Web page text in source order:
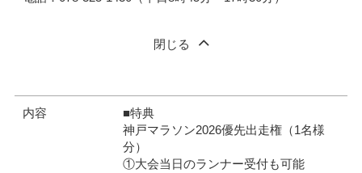
閉じる
内容
■特典
神戸マラソン2026優先出走権（1名様
分）
①大会当日のランナー受付も可能